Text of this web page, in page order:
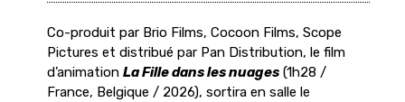
Co-produit par Brio Films, Cocoon Films, Scope
Pictures et distribué par Pan Distribution, le film
d’animationLa Fille dans les nuages (1h28 /
France, Belgique / 2026), sortira en salle le